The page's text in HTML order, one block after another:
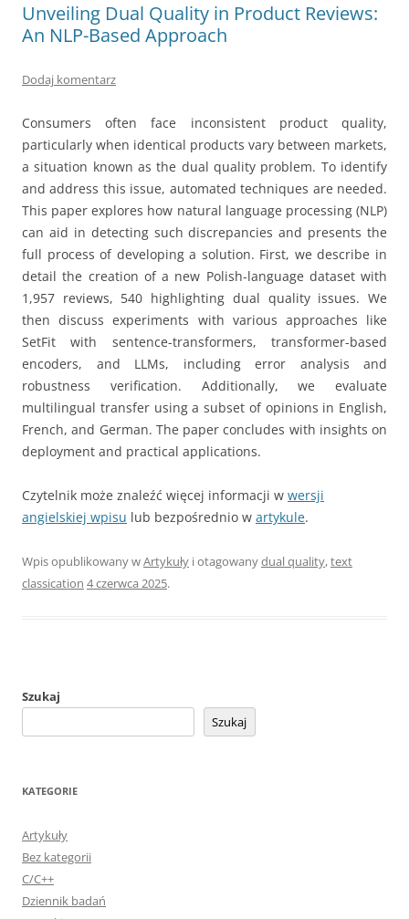
Unveiling Dual Quality in Product Reviews:
An NLP-Based Approach
Dodaj komentarz
Consumers often face inconsistent product quality,
particularly when identical products vary between markets,
a situation known as the dual quality problem. To identify
and address this issue, automated techniques are needed.
This paper explores how natural language processing (NLP)
can aid in detecting such discrepancies and presents the
full process of developing a solution. First, we describe in
detail the creation of a new Polish-language dataset with
1,957 reviews, 540 highlighting dual quality issues. We
then discuss experiments with various approaches like
SetFit with sentence-transformers, transformer-based
encoders, and LLMs, including error analysis and
robustness verification. Additionally, we evaluate
multilingual transfer using a subset of opinions in English,
French, and German. The paper concludes with insights on
deployment and practical applications.
Czytelnik może znaleźć więcej informacji w wersji
angielskiej wpisu lub bezpośrednio w artykule.
Wpis opublikowany wArtykuły i otagowanydual quality,text
classication 4 czerwca 2025.
Szukaj
Szukaj
KATEGORIE
Artykuły
Bez kategorii
C/C++
Dziennik badań